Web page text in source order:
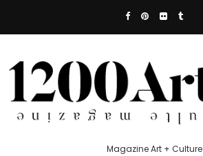
Magazine Art + Culture